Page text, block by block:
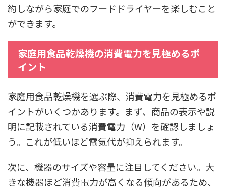
約しながら家庭でのフードドライヤーを楽しむこと
ができます。
家庭用食品乾燥機の消費電力を見極めるポ
イント
家庭用食品乾燥機を選ぶ際、消費電力を見極めるポ
イントがいくつかあります。まず、商品の表示や説
明に記載されている消費電力（W）を確認しましょ
う。これが低いほど電気代が抑えられます。
次に、機器のサイズや容量に注目してください。大
きな機器ほど消費電力が高くなる傾向があるため、